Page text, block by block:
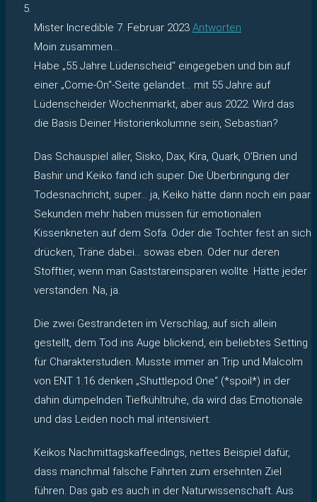
Mister Incredible 7. Februar 2023 Antworten
Moin zusammen…
Habe „55 Jahre Lüdenscheid“ eingegeben und bin auf
einer „Come-On“-Seite gelandet… mit 55 Jahre auf
Lüdenscheider Wochenmarkt, aber aus 2022. Wird das
die Basis Deiner Historienkolumne sein, Sebastian?
Das Schauspiel aller, Sisko, Dax, Kira, Quark, O’Brien und
Bashir und Keiko fand ich super. Die Überbringung der
Todesnachricht, super… ja, Keiko hätte dann noch ein paar
Sekunden mehr haben müssen für emotionalen
Kissenkneten auf dem Sofa. Oder die Tochter fest an sich
drücken, Träne dabei… sowas eben. Oder nur deren
Stofftier, wenn man Gaststareinsparen wollte. Hätte jeder
verstanden. Na, ja.
Die zwei Gestrandeten im Verschlag, auf sich allein
gestellt, dem Tod ins Auge blickend, ein beliebtes Setting
für Charakterstudien. Musste immer an Trip und Malcolm
von ENT 1.16 denken „Shuttlepod One“ (*spoil*) in der
dahin dümpelnden Tiefkühltruhe, da wird das Emotionale
und das Leiden noch mal intensiviert.
Keikos Nachmittagskaffeedings, nettes Beispiel dafür,
dass manchmal falsche Fährten zum ersehnten Ziel
führen. Das gab es auch in der Naturwissenschaft. Aus